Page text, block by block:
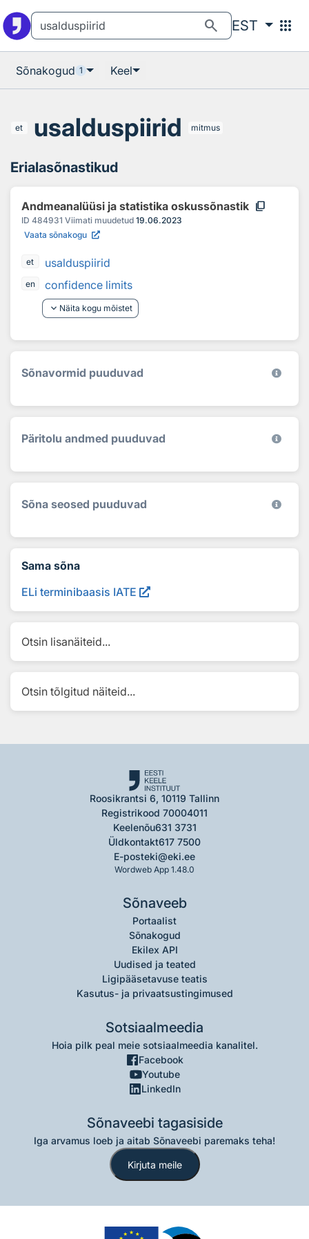
search EST apps
Sõnakogud 1 Keel
et usalduspiirid mitmus
Erialasõnastikud
Andmeanalüüsi ja statistika oskussõnastik content_copy
ID 484931 Viimati muudetud 19.06.2023
Vaata sõnakogu
et usalduspiirid
en
confidence limits
keyboard_arrow_down Näita kogu mõistet
Sõnavormid puuduvad
Päritolu andmed puuduvad
Sõna seosed puuduvad
Sama sõna
ELi terminibaasis IATE
Otsin lisanäiteid...
Otsin tõlgitud näiteid...
Roosikrantsi 6, 10119 Tallinn
Registrikood 70004011
Keelenõu631 3731
Üldkontakt617 7500
E-posteki@eki.ee
Wordweb App 1.48.0
Sõnaveeb
Portaalist
Sõnakogud
Ekilex API
Uudised ja teated
Ligipääsetavuse teatis
Kasutus- ja privaatsustingimused
Sotsiaalmeedia
Hoia pilk peal meie sotsiaalmeedia kanalitel.
Facebook
Youtube
LinkedIn
Sõnaveebi tagasiside
Iga arvamus loeb ja aitab Sõnaveebi paremaks teha!
Kirjuta meile